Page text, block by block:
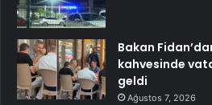
Bakan
kahvesinde
geldi
Ağustos 7, 2026